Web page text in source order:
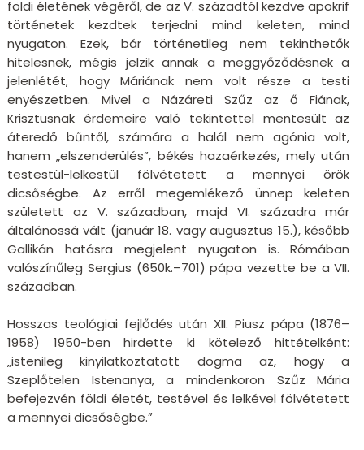
földi életének végéről, de az V. századtól kezdve apokrif
történetek kezdtek terjedni mind keleten, mind
nyugaton. Ezek, bár történetileg nem tekinthetők
hitelesnek, mégis jelzik annak a meggyőződésnek a
jelenlétét, hogy Máriának nem volt része a testi
enyészetben. Mivel a Názáreti Szűz az ő Fiának,
Krisztusnak érdemeire való tekintettel mentesült az
áteredő bűntől, számára a halál nem agónia volt,
hanem „elszenderülés”, békés hazaérkezés, mely után
testestül-lelkestül fölvétetett a mennyei örök
dicsőségbe. Az erről megemlékező ünnep keleten
született az V. században, majd VI. századra már
általánossá vált (január 18. vagy augusztus 15.), később
Gallikán hatásra megjelent nyugaton is. Rómában
valószínűleg Sergius (650k.–701) pápa vezette be a VII.
században.
Hosszas teológiai fejlődés után XII. Piusz pápa (1876–
1958) 1950-ben hirdette ki kötelező hittételként:
„istenileg kinyilatkoztatott dogma az, hogy a
Szeplőtelen Istenanya, a mindenkoron Szűz Mária
befejezvén földi életét, testével és lelkével fölvétetett
a mennyei dicsőségbe.”